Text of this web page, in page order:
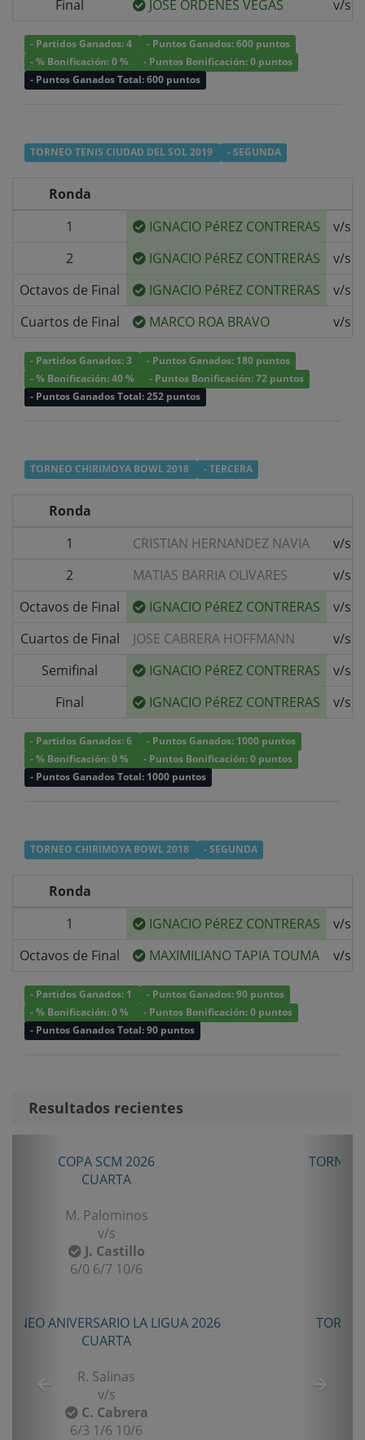
Final JOSE ORDENES VEGAS v/s
- Partidos Ganados: 4
- Puntos Ganados: 600 puntos
- % Bonificación: 0 %
- Puntos Bonificación: 0 puntos
- Puntos Ganados Total: 600 puntos
TORNEO TENIS CIUDAD DEL SOL 2019 - SEGUNDA
Ronda
1
IGNACIO PéREZ CONTRERAS v/s
2
IGNACIO PéREZ CONTRERAS v/s
Octavos de Final
IGNACIO PéREZ CONTRERAS v/s
Cuartos de Final
MARCO ROA BRAVO v/s
- Partidos Ganados: 3
- Puntos Ganados: 180 puntos
- % Bonificación: 40 %
- Puntos Bonificación: 72 puntos
- Puntos Ganados Total: 252 puntos
TORNEO CHIRIMOYA BOWL 2018 - TERCERA
Ronda
1
CRISTIAN HERNANDEZ NAVIA
v/s
2
MATIAS BARRIA OLIVARES
v/s
Octavos de Final
IGNACIO PéREZ CONTRERAS v/s
Cuartos de Final
JOSE CABRERA HOFFMANN
v/s
Semifinal
IGNACIO PéREZ CONTRERAS v/s
Final
IGNACIO PéREZ CONTRERAS v/s
- Partidos Ganados: 6
- Puntos Ganados: 1000 puntos
- % Bonificación: 0 %
- Puntos Bonificación: 0 puntos
- Puntos Ganados Total: 1000 puntos
TORNEO CHIRIMOYA BOWL 2018 - SEGUNDA
Ronda
1
IGNACIO PéREZ CONTRERAS v/s
Octavos de Final
MAXIMILIANO TAPIA TOUMA v/s
- Partidos Ganados: 1
- Puntos Ganados: 90 puntos
- % Bonificación: 0 %
- Puntos Bonificación: 0 puntos
- Puntos Ganados Total: 90 puntos
Resultados recientes
TORNEO ANIVERSARIO LA LIGUA 2026
SENIOR TERCERA
B. Castillo
F. Gomez
6/2 7/5
TORNEO TENIS TOUR QUINTA 2026
PRIMERA
E. Castro
I. Rubiño
6-4/1-6/11-9